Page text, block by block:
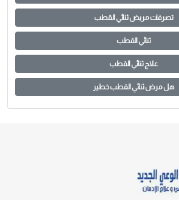
تصرفات مريض ثنائي القطب
ثنائي القطب
علاج ثنائي القطب
هل مرض ثنائي القطب خطير